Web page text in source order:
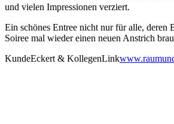
und vielen Impressionen verziert.
Ein schönes Entree nicht nur für alle, deren
Soiree mal wieder einen neuen Anstrich
KundeEckert & KollegenLink